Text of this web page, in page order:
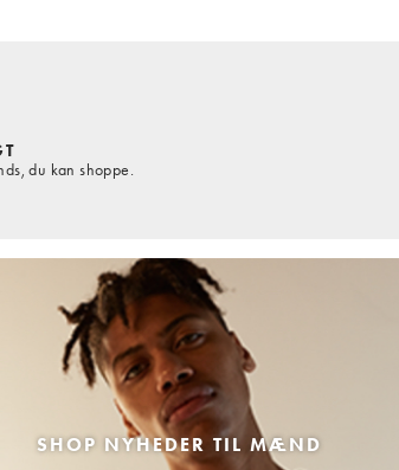
du kan shoppe.
SHOP NYHEDER TIL MÆND